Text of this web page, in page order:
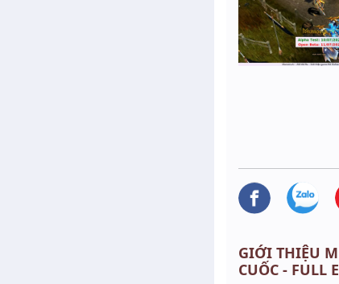
GIỚI THIỆU
CUỐC - FULL